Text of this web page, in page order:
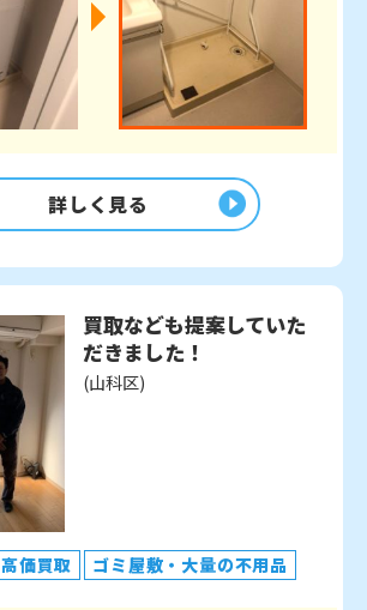
詳しく見る
買取なども提案していた
だきました！
(山科区)
高価買取 ゴミ屋敷・大量の不用品